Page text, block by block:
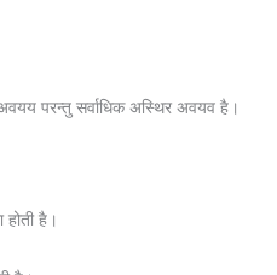
परन्तु सर्वाधिक अस्थिर अवयव है।
होती है।